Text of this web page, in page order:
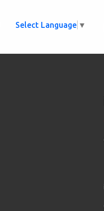
Select Language ▼